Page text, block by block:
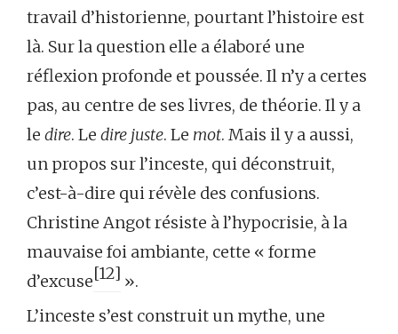
travail d’historienne, pourtant l’histoire est
là. Sur la question elle a élaboré une
réflexion profonde et poussée. Il n’y a certes
pas, au centre de ses livres, de théorie. Il y a
le dire. Le dire juste. Le mot. Mais il y a aussi,
un propos sur l’inceste, qui déconstruit,
c’est-à-dire qui révèle des confusions.
Christine Angot résiste à l’hypocrisie, à la
mauvaise foi ambiante, cette « forme
d’excuse[12] ».
L’inceste s’est construit un mythe, une